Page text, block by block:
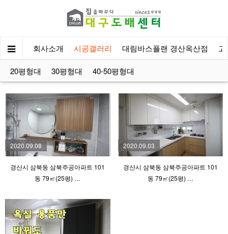
회사소개 시공갤러리 대림바스플랜 경산옥산점
20평형대 30평형대 40-50평형대
2020.09.08
경산시 삼북동 삼북주공아파트 101
동 79㎡(25평) …
2020.09.03
경산시 삼북동 삼북주공아파트 101
동 79㎡(25평) …